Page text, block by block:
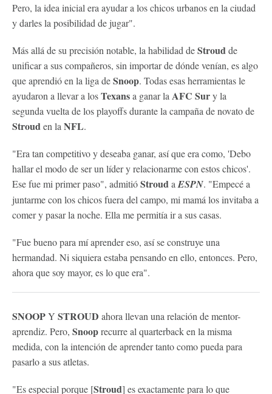
Pero, la idea inicial era ayudar a los chicos urbanos en la ciudad
y darles la posibilidad de jugar".
Más allá de su precisión notable, la habilidad deStroudde
unificar a sus compañeros, sin importar de dónde venían, es algo
que aprendió en la liga deSnoop. Todas esas herramientas le
ayudaron a llevar a losTexansa ganar la AFC Sury la
segunda vuelta de los playoffs durante la campaña de novato de
Strouden la NFL.
"Era tan competitivo y deseaba ganar, así que era como, 'Debo
hallar el modo de ser un líder y relacionarme con estos chicos'.
Ese fue mi primer paso", admitióStrouda ESPN. "Empecé a
juntarme con los chicos fuera del campo, mi mamá los invitaba a
comer y pasar la noche. Ella me permitía ir a sus casas.
"Fue bueno para mí aprender eso, así se construye una
hermandad. Ni siquiera estaba pensando en ello, entonces. Pero,
ahora que soy mayor, es lo que era".
SNOOPY STROUD ahora llevan una relación de mentor-
aprendiz. Pero, Snooprecurre al quarterback en la misma
medida, con la intención de aprender tanto como pueda para
pasarlo a sus atletas.
"Es especial porque [Stroud] es exactamente para lo que